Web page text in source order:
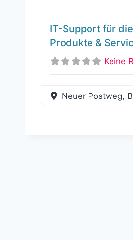
IT-Support für
Produkte &
Keine
Neuer Postweg,